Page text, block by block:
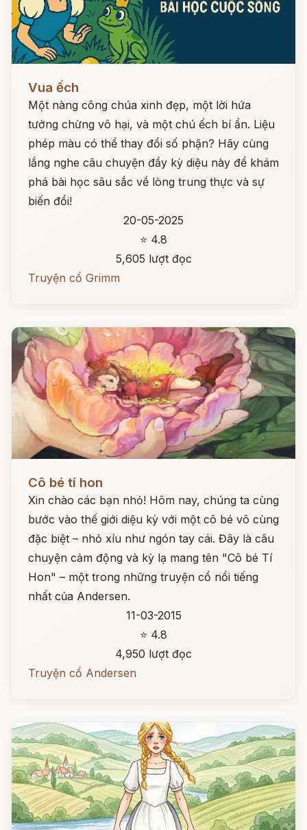
Đọc ngay
Vua ếch
Một nàng công chúa xinh đẹp, một lời hứa
tưởng chừng vô hại, và một chú ếch bí ẩn. Liệu
phép màu có thể thay đổi số phận? Hãy cùng
lắng nghe câu chuyện đầy kỳ diệu này để khám
phá bài học sâu sắc về lòng trung thực và sự
biến đổi!
20-05-2025
⭐ 4.8
5,605 lượt đọc
Truyện cổ Grimm
Cô bé tí hon
Xin chào các bạn nhỏ! Hôm nay, chúng ta cùng
bước vào thế giới diệu kỳ với một cô bé vô cùng
đặc biệt – nhỏ xíu như ngón tay cái. Đây là câu
chuyện cảm động và kỳ lạ mang tên "Cô bé Tí
Hon" – một trong những truyện cổ nổi tiếng
nhất của Andersen.
11-03-2015
⭐ 4.8
4,950 lượt đọc
Truyện cổ Andersen